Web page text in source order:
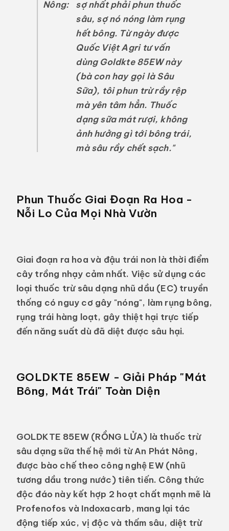
Nông:
sợ nhất phải phun thuốc
sâu, sợ nó nóng làm rụng
hết bông. Từ ngày được
Quốc Việt Agri tư vấn
dùng Goldkte 85EW này
(bà con hay gọi là Sâu
Sữa), tôi phun trừ rầy rệp
mà yên tâm hẳn. Thuốc
dạng sữa mát rượi, không
ảnh hưởng gì tới bông trái,
mà sâu rầy chết sạch."
Phun Thuốc Giai Đoạn Ra Hoa -
Nỗi Lo Của Mọi Nhà Vườn
Giai đoạn ra hoa và đậu trái non là thời điểm
cây trồng nhạy cảm nhất. Việc sử dụng các
loại thuốc trừ sâu dạng nhũ dầu (EC) truyền
thống có nguy cơ gây "nóng", làm rụng bông,
rụng trái hàng loạt, gây thiệt hại trực tiếp
đến năng suất dù đã diệt được sâu hại.
GOLDKTE 85EW - Giải Pháp "Mát
Bông, Mát Trái" Toàn Diện
GOLDKTE 85EW (RỒNG LỬA) là thuốc trừ
sâu dạng sữa thế hệ mới từAn Phát Nông,
được bào chế theo công nghệ EW (nhũ
tương dầu trong nước)tiên tiến. Công thức
độc đáo này kết hợp 2 hoạt chất mạnh mẽ là
Profenofos và Indoxacarb, mang lại tác
động tiếp xúc, vị độc và thấm sâu, diệt trừ